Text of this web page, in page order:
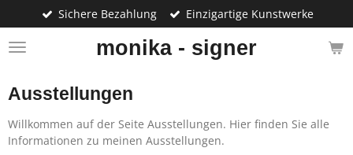
Hauptinhalt
springen
monika - signer
Sichere Bezahlung Einzigartige Kunstwerke
Ausstellungen
Willkommen auf der Seite Ausstellungen. Hier finden Sie alle
Informationen zu meinen Ausstellungen.